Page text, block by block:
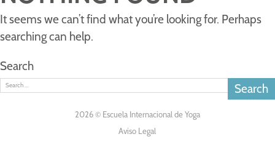
It seems we can’t find what you’re looking for. Perhaps
searching can help.
Search
2026 © Escuela Internacional de Yoga
Aviso Legal